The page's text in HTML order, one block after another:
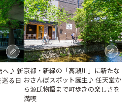
へ♪ 新
る日
京都・新緑の「高瀬川」に新たな
おさんぽスポット誕生♪ 任天堂か
ら源氏物語まで町歩きの楽しさを
満喫